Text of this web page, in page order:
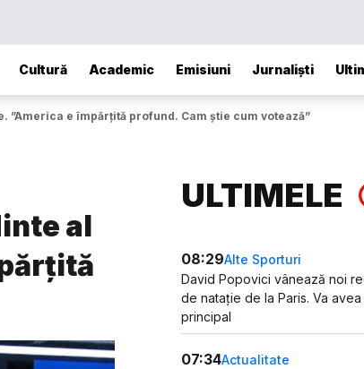
Cultură Academic Emisiuni Jurnaliști
”America e împărțită profund. Cam știe cum votează”
al
ULTIMELE
08:29Alte Sporturi
David Popovici vânează noi
de natație de la Paris. Va
principal
07:34Actualitate